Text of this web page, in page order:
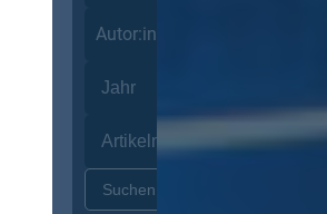
Autor:innen